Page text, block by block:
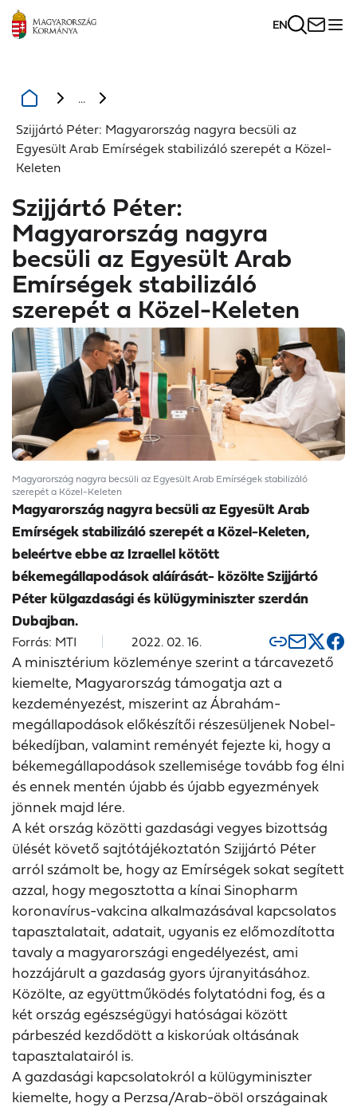
EN
...
Szijjártó Péter: Magyarország nagyra becsüli az
Egyesült Arab Emírségek stabilizáló szerepét a Közel-
Keleten
Szijjártó Péter:
Magyarország nagyra
becsüli az Egyesült Arab
Emírségek stabilizáló
szerepét a Közel-Keleten
Magyarország nagyra becsüli az Egyesült Arab Emírségek stabilizáló
szerepét a Közel-Keleten
Magyarország nagyra becsüli az Egyesült Arab
Emírségek stabilizáló szerepét a Közel-Keleten,
beleértve ebbe az Izraellel kötött
békemegállapodások aláírását- közölte Szijjártó
Péter külgazdasági és külügyminiszter szerdán
Dubajban.
Forrás: MTI 2022. 02. 16.
A minisztérium közleménye szerint a tárcavezető
kiemelte, Magyarország támogatja azt a
kezdeményezést, miszerint az Ábrahám-
megállapodások előkészítői részesüljenek Nobel-
békedíjban, valamint reményét fejezte ki, hogy a
békemegállapodások szellemisége tovább fog élni
és ennek mentén újabb és újabb egyezmények
jönnek majd lére.
A két ország közötti gazdasági vegyes bizottság
ülését követő sajtótájékoztatón Szijjártó Péter
arról számolt be, hogy az Emírségek sokat segített
azzal, hogy megosztotta a kínai Sinopharm
koronavírus-vakcina alkalmazásával kapcsolatos
tapasztalatait, adatait, ugyanis ez előmozdította
tavaly a magyarországi engedélyezést, ami
hozzájárult a gazdaság gyors újranyitásához.
Közölte, az együttműködés folytatódni fog, és a
két ország egészségügyi hatóságai között
párbeszéd kezdődött a kiskorúak oltásának
tapasztalatairól is.
A gazdasági kapcsolatokról a külügyminiszter
kiemelte, hogy a Perzsa/Arab-öböl országainak